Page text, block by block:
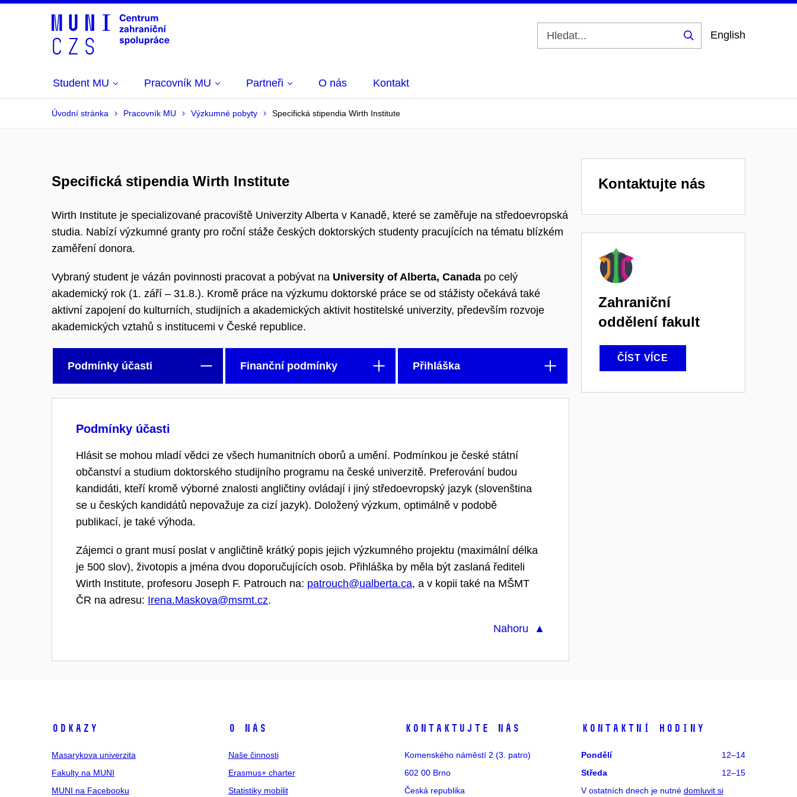
English
Student MU Pracovník MU Partneři O nás Kontakt
Úvodní stránka Pracovník MU Výzkumné pobyty Specifická stipendia Wirth Institute
Specifická stipendia Wirth Institute
Wirth Institute je specializované pracoviště Univerzity Alberta v Kanadě, které se zaměřuje na středoevropská
studia. Nabízí výzkumné granty pro roční stáže českých doktorských studenty pracujících na tématu blízkém
zaměření donora.
Vybraný student je vázán povinnosti pracovat a pobývat na University of Alberta, Canada po celý
akademický rok (1. září – 31.8.). Kromě práce na výzkumu doktorské práce se od stážisty očekává také
aktivní zapojení do kulturních, studijních a akademických aktivit hostitelské univerzity, především rozvoje
akademických vztahů s institucemi v České republice.
Podmínky účasti Finanční podmínky Přihláška
Podmínky účasti
Hlásit se mohou mladí vědci ze všech humanitních oborů a umění. Podmínkou je české státní
občanství a studium doktorského studijního programu na české univerzitě. Preferování budou
kandidáti, kteří kromě výborné znalosti angličtiny ovládají i jiný středoevropský jazyk (slovenština
se u českých kandidátů nepovažuje za cizí jazyk). Doložený výzkum, optimálně v podobě
publikací, je také výhoda.
Zájemci o grant musí poslat v angličtině krátký popis jejich výzkumného projektu (maximální délka
je 500 slov), životopis a jména dvou doporučujících osob. Přihláška by měla být zaslaná řediteli
Wirth Institute, profesoru Joseph F. Patrouch na: patrouch@ualberta.ca, a v kopii také na MŠMT
ČR na adresu: Irena.Maskova@msmt.cz.
Nahoru ▲
Kontaktujte nás
Zahraniční
oddělení fakult
ČÍST VÍCE
Odkazy
Masarykova univerzita
Fakulty na MUNI
MUNI na Facebooku
O nás
Naše činnosti
Erasmus+ charter
Statistiky mobilit
Kontaktujte nás
Komenského náměstí 2 (3. patro)
602 00 Brno
Česká republika
Kontaktní hodiny
Pondělí
12–14
Středa
12–15
V ostatních dnech je nutné domluvit si